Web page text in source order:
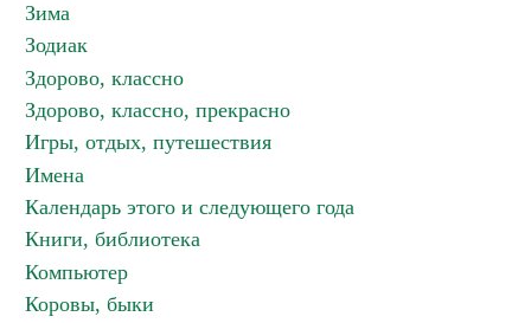
Зима
Зодиак
Здорово, классно
Здорово, классно, прекрасно
Игры, отдых, путешествия
Имена
Календарь этого и следующего года
Книги, библиотека
Компьютер
Коровы, быки